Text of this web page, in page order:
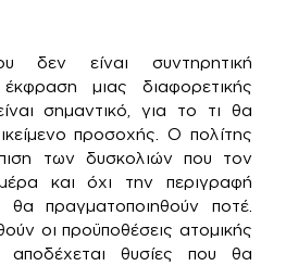
δεν είναι συντηρητική
μιας διαφορετικής
σημαντικό, για το τι θα
προσοχής. Ο πολίτης
των δυσκολιών που τον
και όχι την περιγραφή
πραγματοποιηθούν ποτέ.
οι προϋποθέσεις ατομικής
αποδέχεται θυσίες που θα